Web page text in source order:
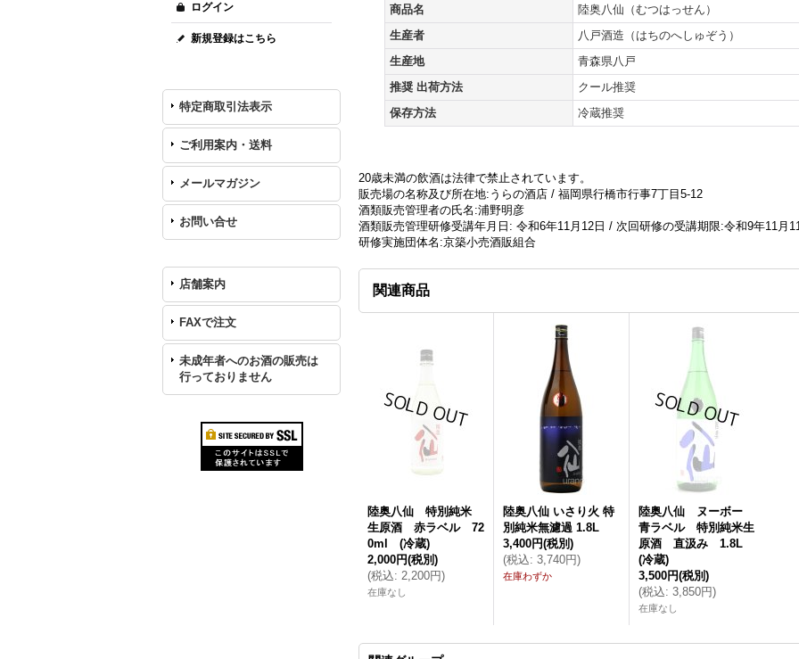
ログイン
新規登録はこちら
特定商取引法表示
ご利用案内・送料
メールマガジン
お問い合せ
店舗案内
FAXで注文
未成年者へのお酒の販売は
行っておりません
商品名
陸奥八仙（むつはっせん）
生産者
八戸酒造（はちのへしゅぞう）
生産地
青森県八戸
推奨 出荷方法
クール推奨
保存方法
冷蔵推奨
20歳未満の飲酒は法律で禁止されています。
販売場の名称及び所在地:うらの酒店 / 福岡県行橋市行事7丁目5-12
酒類販売管理者の氏名:浦野明彦
酒類販売管理研修受講年月日: 令和6年11月12日 / 次回研修の受講期限:令和9年11月
研修実施団体名:京築小売酒販組合
関連商品
陸奥八仙 特別純米
生原酒 赤ラベル 72
0ml (冷蔵)
2,000円(税別)
(税込: 2,200円)
在庫なし
陸奥八仙 いさり火 特
別純米無濾過 1.8L
3,400円(税別)
(税込: 3,740円)
在庫わずか
陸奥八仙 ヌーボー
青ラベル 特別純米生
原酒 直汲み 1.8L
(冷蔵)
3,500円(税別)
(税込: 3,850円)
在庫なし